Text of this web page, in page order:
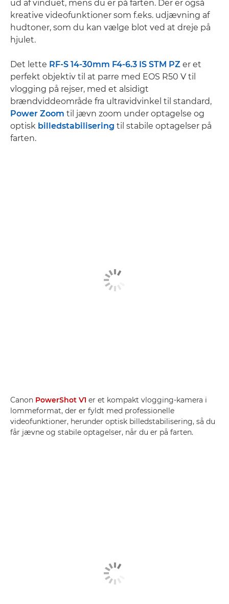
ud af vinduet, mens du er på farten. Der er også
kreative videofunktioner som f.eks. udjævning af
hudtoner, som du kan vælge blot ved at dreje på
hjulet.
Det lette RF-S 14-30mm F4-6.3 IS STM PZ er et
perfekt objektiv til at parre med EOS R50 V til
vlogging på rejser, med et alsidigt
brændviddeområde fra ultravidvinkel til standard,
Power Zoom til jævn zoom under optagelse og
optisk billedstabilisering til stabile optagelser på
farten.
Canon PowerShot V1 er et kompakt vlogging-kamera i
lommeformat, der er fyldt med professionelle
videofunktioner, herunder optisk billedstabilisering, så du
får jævne og stabile optagelser, når du er på farten.